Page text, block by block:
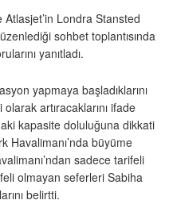
Londra Stansted
sohbet toplantısında
yanıtladı.
yapmaya başladıklarını
artıracaklarını ifade
kapasite doluluğuna dikkati
Havalimanı’nda büyüme
sadece tarifeli
olmayan seferleri Sabiha
belirtti.